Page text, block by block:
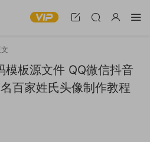
板源文件 QQ微信抖音
百家姓氏头像制作教程